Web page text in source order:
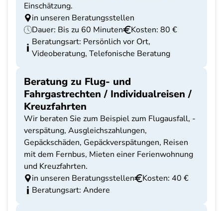
Einschätzung.
in unseren Beratungsstellen
Dauer: Bis zu 60 Minuten
Kosten: 80 €
Beratungsart: Persönlich vor Ort,
Videoberatung, Telefonische Beratung
Beratung zu Flug- und
Fahrgastrechten / Individualreisen /
Kreuzfahrten
Wir beraten Sie zum Beispiel zum Flugausfall, -
verspätung, Ausgleichszahlungen,
Gepäckschäden, Gepäckverspätungen, Reisen
mit dem Fernbus, Mieten einer Ferienwohnung
und Kreuzfahrten.
in unseren Beratungsstellen
Kosten: 40 €
Beratungsart: Andere